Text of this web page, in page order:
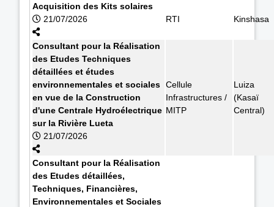
Acquisition des Kits solaires
21/07/2026
RTI Kinshasa
Consultant pour la Réalisation
des Etudes Techniques
détaillées et études
environnementales et sociales
en vue de la Construction
d'une Centrale Hydroélectrique
sur la Rivière Lueta
21/07/2026
Cellule
Infrastructures /
MITP
Luiza
(Kasaï
Central)
Consultant pour la Réalisation
des Etudes détaillées,
Techniques, Financières,
Environnementales et Sociales